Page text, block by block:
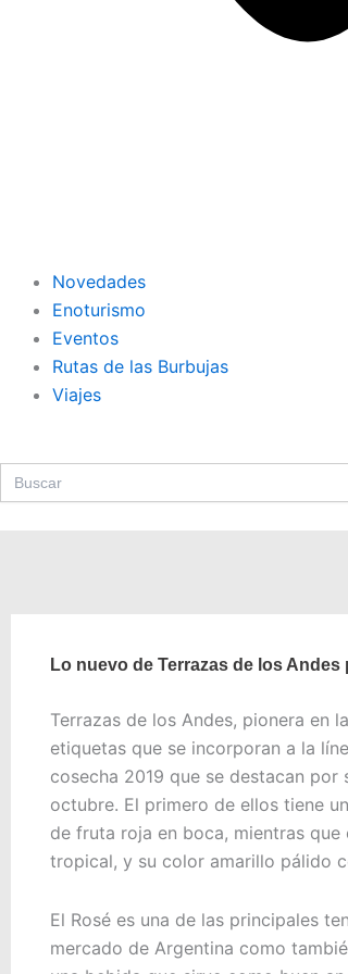
Novedades
Enoturismo
Eventos
Rutas de las Burbujas
Viajes
Search
for:
Lo nuevo de Terrazas de los
Terrazas de los Andes, pionera en
etiquetas que se incorporan a la
cosecha 2019 que se destacan
octubre. El primero de ellos tiene
de fruta roja en boca, mientras
tropical, y su color amarillo pálido
El Rosé es una de las principales
mercado de Argentina como